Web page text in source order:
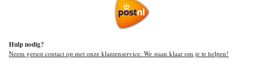
Hulp nodig?
Neem gerust contact op met onze klantenservice. We staan klaar om je te helpen!